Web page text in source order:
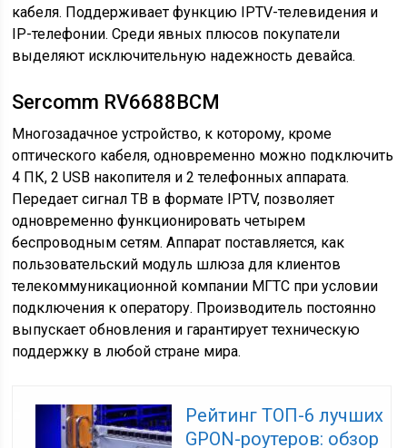
кабеля. Поддерживает функцию IPTV-телевидения и
IP-телефонии. Среди явных плюсов покупатели
выделяют исключительную надежность девайса.
Sercomm RV6688BCM
Многозадачное устройство, к которому, кроме
оптического кабеля, одновременно можно подключить
4 ПК, 2 USB накопителя и 2 телефонных аппарата.
Передает сигнал ТВ в формате IPTV, позволяет
одновременно функционировать четырем
беспроводным сетям. Аппарат поставляется, как
пользовательский модуль шлюза для клиентов
телекоммуникационной компании МГТС при условии
подключения к оператору. Производитель постоянно
выпускает обновления и гарантирует техническую
поддержку в любой стране мира.
Рейтинг ТОП-6 лучших
GPON-роутеров: обзор